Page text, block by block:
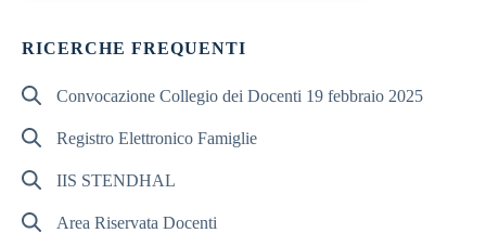
RICERCHE FREQUENTI
Convocazione Collegio dei Docenti 19 febbraio 2025
Registro Elettronico Famiglie
IIS STENDHAL
Area Riservata Docenti